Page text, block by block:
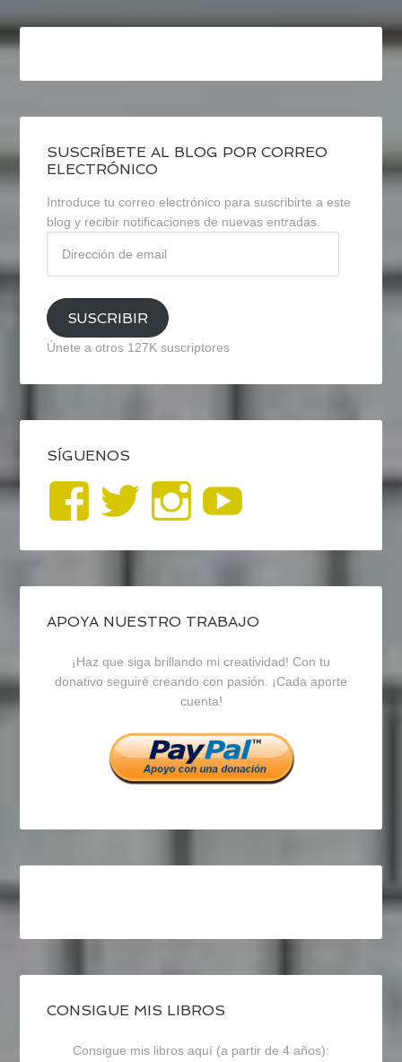
SUSCRÍBETE AL BLOG POR CORREO
ELECTRÓNICO
Introduce tu correo electrónico para suscribirte a este
blog y recibir notificaciones de nuevas entradas.
email
SUSCRIBIR
Únete a otros 127K suscriptores
SÍGUENOS
Ver
perfil
de
blogrecursosep
en
Facebook
Ver
perfil
de
recursosep
en
Twitter
Ver
perfil
de
recursosep
en
Instagram
APOYA NUESTRO TRABAJO
¡Haz que siga brillando mi creatividad! Con tu
donativo seguiré creando con pasión. ¡Cada aporte
cuenta!
CONSIGUE MIS LIBROS
Consigue mis libros aquí (a partir de 4 años):